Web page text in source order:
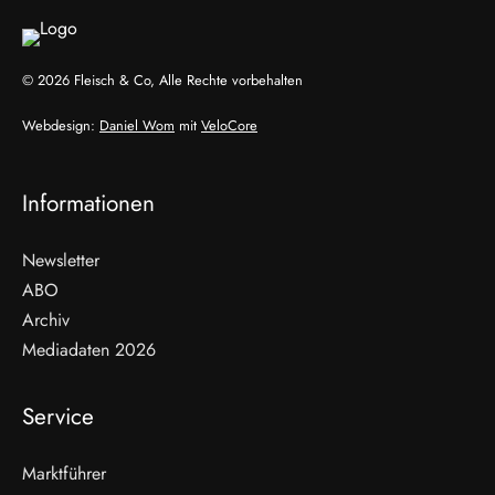
© 2026 Fleisch & Co, Alle Rechte vorbehalten
Webdesign: Daniel Wom mit VeloCore
Informationen
Newsletter
ABO
Archiv
Mediadaten 2026
Service
Marktführer